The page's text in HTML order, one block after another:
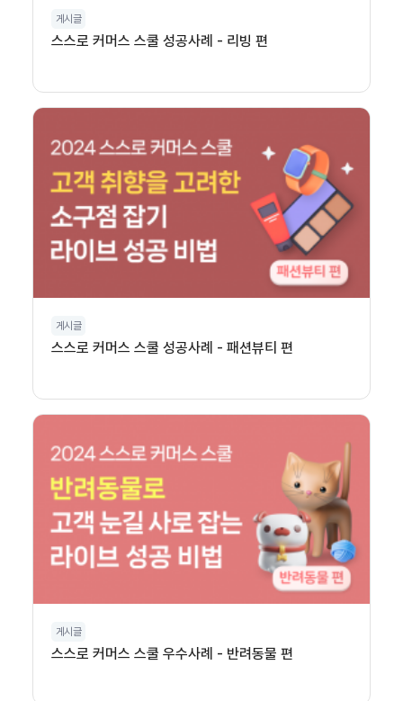
게시글
스스로 커머스 스쿨 성공사례 - 리빙 편
게시글
스스로 커머스 스쿨 성공사례 - 패션뷰티 편
게시글
스스로 커머스 스쿨 우수사례 - 반려동물 편